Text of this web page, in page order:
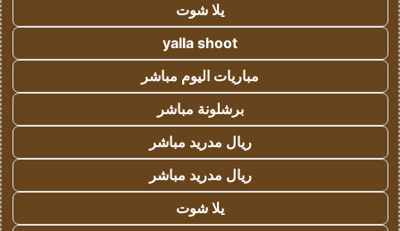
يلا شوت
yalla shoot
مباريات اليوم مباشر
برشلونة مباشر
ريال مدريد مباشر
ريال مدريد مباشر
يلا شوت